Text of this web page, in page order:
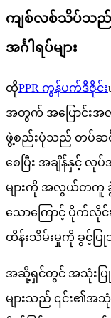
ကျစ်လစ်သိပ်သည်
အင်္ဂါရပ်များ
ထိုPPR ကွန်ပက်ဒီဇိုင်း
အတွက် အပြောင်းအ
ဖွဲ့စည်းပုံသည် တပ်ဆင်ခ
စေပြီး အချိန်နှင့် လု
များကို အလွယ်တကူ
သောကြောင့် ပိုက်လိုင်
ထိန်းသိမ်းမှုကို ခွင့်ပ
အဆို့ရှင်တွင် အသုံးပြုထ
များသည် ၎င်း၏အသုံ